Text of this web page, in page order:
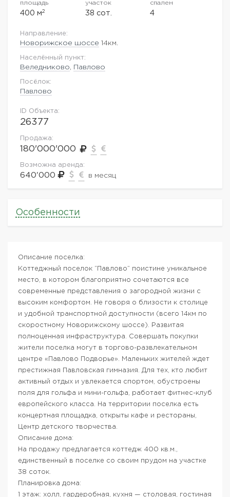
площадь
400 м2
участок
38 сот.
спален
4
Направление:
Новорижское шоссе 14км.
Населённый пункт:
Веледниково Павлово
Посёлок:
Павлово
ID Объекта:
26377
Продажа:
180'000'000
Возможна аренда:
640'000 в месяц
Особенности
Описание поселка:
Коттеджный поселок “Павлово” поистине уникальное
место, в котором благоприятно сочетаются все
современные представления о загородной жизни с
высоким комфортом. Не говоря о близости к столице
и удобной транспортной доступности (всего 14км по
скоростному Новорижскому шоссе). Развитая
полноценная инфраструктура. Совершать покупки
жители поселка могут в торгово-развлекательном
центре «Павлово Подворье». Маленьких жителей ждет
престижная Павловская гимназия. Для тех, кто любит
активный отдых и увлекается спортом, обустроены
поля для гольфа и мини-гольфа, работает фитнес-клуб
европейского класса. На территории поселка есть
концертная площадка, открыты кафе и рестораны,
Центр детского творчества.
Описание дома:
На продажу предлагается коттедж 400 кв.м.,
единственный в поселке со своим прудом на участке
38 соток.
Планировка дома:
1 этаж: холл, гардеробная, кухня — столовая, гостиная